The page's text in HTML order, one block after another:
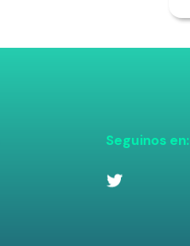
Seguinos en: